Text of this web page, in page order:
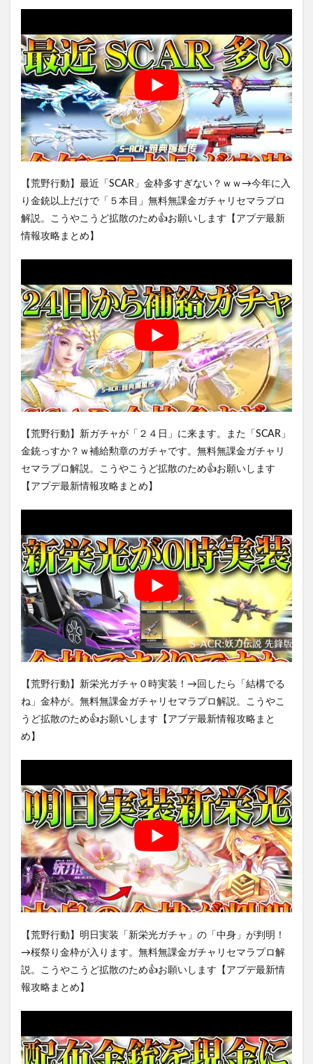
【荒野行動】最近「SCAR」金枠多すぎない？ｗｗ→今年に入
り金銃以上だけで「５本目」無料無課金ガチャリセマラプロ
解説。こうやこうど拡散のため👍お願いします【アプデ最新
情報攻略まとめ】
【荒野行動】新ガチャが「２４日」に来ます。また「SCAR」
金銃っすか？ｗ補給勲章のガチャです。無料無課金ガチャリ
セマラプロ解説。こうやこうど拡散のため👍お願いします
【アプデ最新情報攻略まとめ】
【荒野行動】新栄光ガチャ０時実装！→回したら「結構でる
ね」金枠が。無料無課金ガチャリセマラプロ解説。こうやこ
うど拡散のため👍お願いします【アプデ最新情報攻略まと
め】
【荒野行動】明日実装「新栄光ガチャ」の「中身」が判明！
→桜祭り金枠が入ります。無料無課金ガチャリセマラプロ解
説。こうやこうど拡散のため👍お願いします【アプデ最新情
報攻略まとめ】